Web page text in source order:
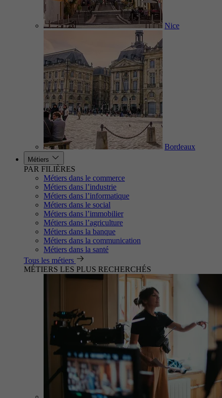
Nice
Bordeaux
Métiers
PAR FILIÈRES
Métiers dans le commerce
Métiers dans l’industrie
Métiers dans l’informatique
Métiers dans le social
Métiers dans l’immobilier
Métiers dans l’agriculture
Métiers dans la banque
Métiers dans la communication
Métiers dans la santé
Tous les métiers
MÉTIERS LES PLUS RECHERCHÉS